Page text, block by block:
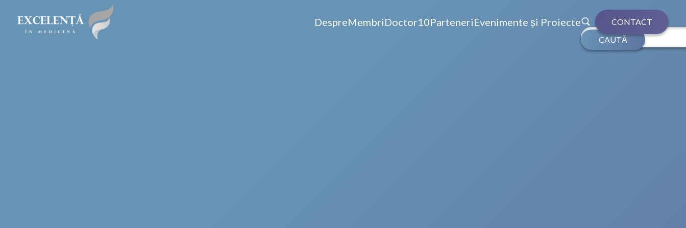
DespreMembriDoctor10ParteneriEvenimente și Proiecte CONTACT